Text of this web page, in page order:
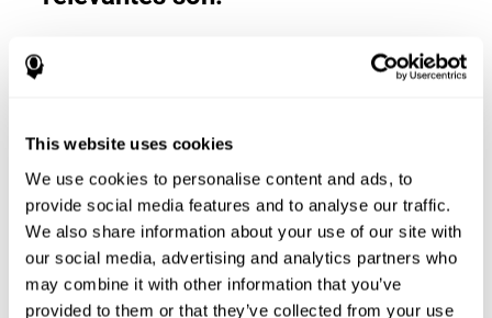
This website uses cookies
We use cookies to personalise content and ads, to
provide social media features and to analyse our traffic.
We also share information about your use of our site with
our social media, advertising and analytics partners who
may combine it with other information that you’ve
provided to them or that they’ve collected from your use
Para avanzar de nivel en el
ejercicio activamos y estimulamos nuestra velocidad de
muy importante para ser eficientes en prácticamente todos
los ámbitos de nuestra vida. La velocidad de procesamiento
cognitivo nos permite resolver rápidamente tareas mentales,
minimizando el tiempo que transcurre desde que recibimos
una información hasta que reaccionamos a ella. Por
ejemplo, cuando tenemos que realizar mentalmente cálculos
matemáticos sencillos, o realizar tareas de razonamiento